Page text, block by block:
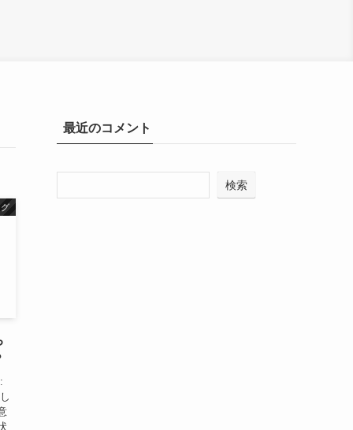
最近のコメント
検索